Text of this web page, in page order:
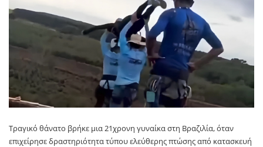
Τραγικό θάνατο βρήκε μια 21χρονη γυναίκα στη Βραζιλία, όταν
επιχείρησε δραστηριότητα τύπου ελεύθερης πτώσης από κατασκευή